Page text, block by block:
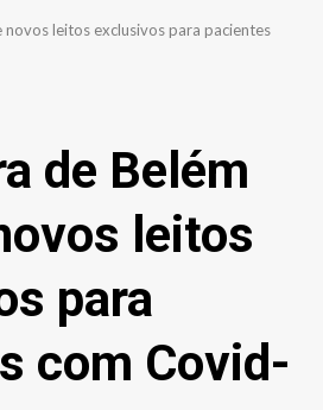
leitos exclusivos para pacientes
de Belém
leitos
para
com Covid-